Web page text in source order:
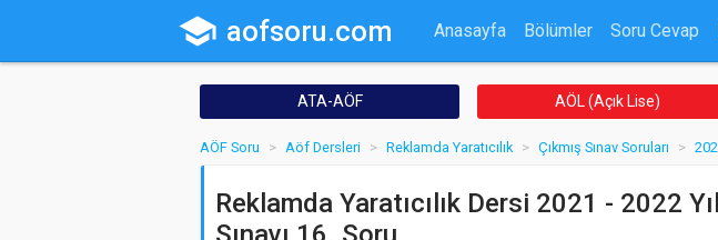
school aofsoru.com Anasayfa Bölümler Soru Cevap
ATA-AÖF AÖL (Açık Lise)
AÖF Soru Aöf Dersleri Reklamda Yaratıcılık Çıkmış Sınav Soruları
Reklamda Yaratıcılık Dersi 2021 - 2022